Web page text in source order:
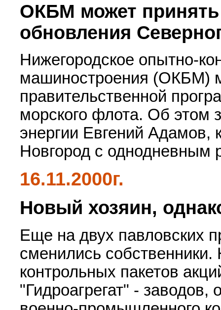
ОКБМ может принять
обновления
Нижегородское опытно-
машиностроения (ОКБМ)
правительственной
морского флота. Об этом
энергии Евгений Адамов,
Новгород с однодневным
16.11.2000г.
Новый хозяин,
Еще на двух павловских
сменились
контрольных пакетов
"Гидроагрегат" -